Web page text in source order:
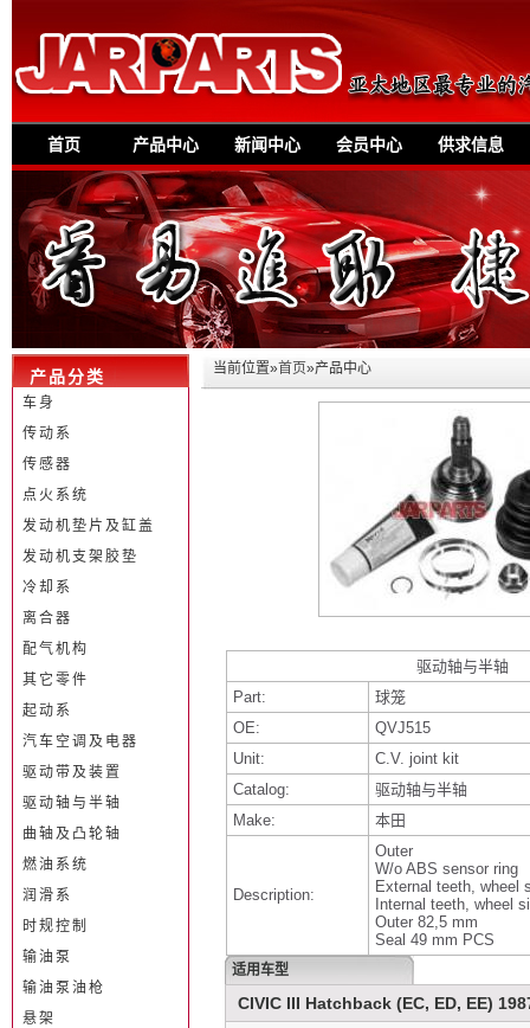
首页 产品中心 新闻中心 会员中心 供求信息
当前位置»首页»产品中心
驱动轴与半轴
Part:
球笼
OE:
QVJ515
Unit:
C.V. joint kit
Catalog:
驱动轴与半轴
Make:
本田
Description:
Outer
W/o ABS sensor ring
External teeth, wheel
Internal teeth, wheel
Outer 82,5 mm
Seal 49 mm PCS
适用车型
CIVIC III Hatchback (EC, ED, EE)
产品分类
车身
传动系
传感器
点火系统
发动机垫片及缸盖
发动机支架胶垫
冷却系
离合器
配气机构
其它零件
起动系
汽车空调及电器
驱动带及装置
驱动轴与半轴
曲轴及凸轮轴
燃油系统
润滑系
时规控制
输油泵
输油泵油枪
悬架